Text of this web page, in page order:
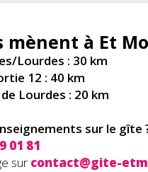
mènent à Et
Lourdes : 30 km
12 : 40 km
Lourdes : 20 km
sur le gîte
01 81
sur contact@gite-